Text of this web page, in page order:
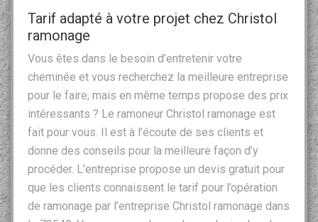
Tarif adapté à votre projet chez Christol
ramonage
Vous êtes dans le besoin d’entretenir votre
cheminée et vous recherchez la meilleure entreprise
pour le faire, mais en même temps propose des prix
intéressants ? Le ramoneur Christol ramonage est
fait pour vous. Il est à l’écoute de ses clients et
donne des conseils pour la meilleure façon d’y
procéder. L’entreprise propose un devis gratuit pour
que les clients connaissent le tarif pour l’opération
de ramonage par l’entreprise Christol ramonage dans